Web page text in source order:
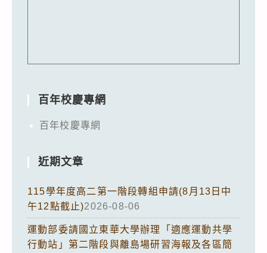
百年校慶專網
百年校慶專網
近期文章
115學年度高二第一階段轉組申請(8月13日中
午12點截止)2026-08-06
運動部委請國立東華大學辦理「適應運動共學
行動站」第二階段與離島場研習海報及各區簡